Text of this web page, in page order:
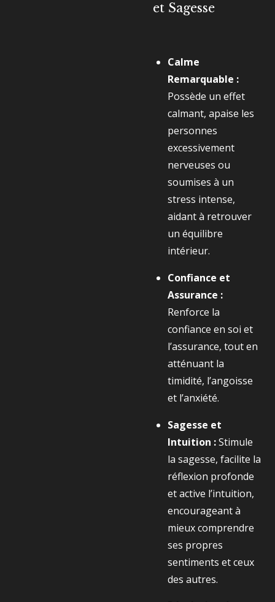
et Sagesse
Calme
Remarquable :
Possède un effet
calmant, apaise les
personnes
excessivement
nerveuses ou
soumises à un
stress intense,
aidant à retrouver
un équilibre
intérieur.
Confiance et
Assurance :
Renforce la
confiance en soi et
l’assurance, tout en
atténuant la
timidité, l’angoisse
et l’anxiété.
Sagesse et
Intuition :Stimule
la sagesse, facilite la
réflexion profonde
et active l’intuition,
encourageant à
mieux comprendre
ses propres
sentiments et ceux
des autres.